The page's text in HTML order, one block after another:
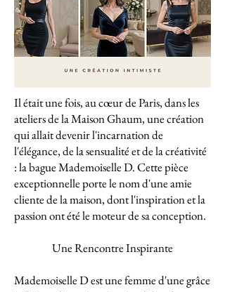
Il était une fois, au cœur de Paris, dans les
ateliers de la Maison Ghaum, une création
qui allait devenir l'incarnation de
l'élégance, de la sensualité et de la créativité
: la bague Mademoiselle D. Cette pièce
exceptionnelle porte le nom d'une amie
cliente de la maison, dont l'inspiration et la
passion ont été le moteur de sa conception.
Une Rencontre Inspirante
Mademoiselle D est une femme d'une grâce